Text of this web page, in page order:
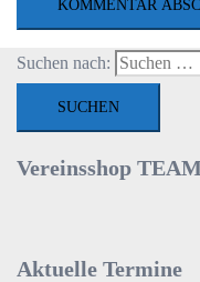
Suchen nach:
Vereinsshop
Aktuelle Termine